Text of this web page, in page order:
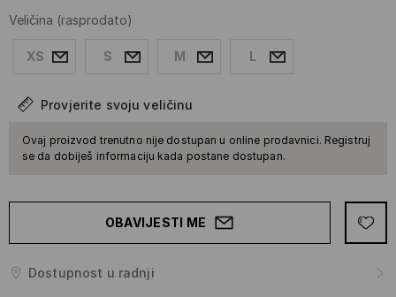
Veličina (rasprodato)
XS S M L
Provjerite svoju veličinu
Ovaj proizvod trenutno nije dostupan u online prodavnici. Registruj
se da dobiješ informaciju kada postane dostupan.
OBAVIJESTI ME
Dostupnost u radnji